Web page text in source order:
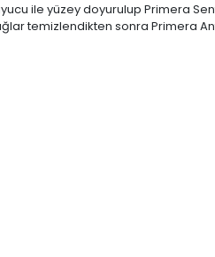
ile yüzey doyurulup Primera
temizlendikten sonra Primera